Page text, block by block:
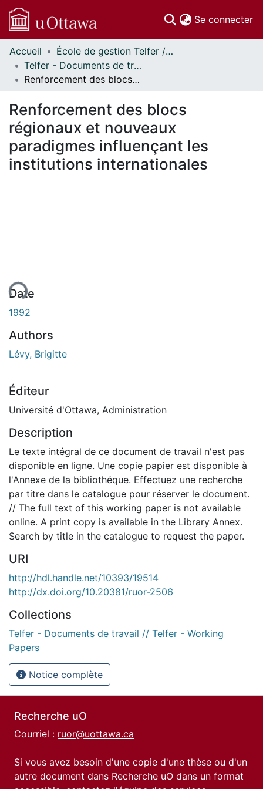
Se connecter
Communautés
et collections
Parcourir
À propos
Accueil
École de gestion Telfer // Telfer School of Management
Telfer - Documents de travail // Telfer - Working Papers
Renforcement des blocs régionaux et nouveaux paradigmes influençant les institutions internationales
Renforcement des blocs
régionaux et nouveaux
paradigmes influençant les
institutions internationales
Date
1992
Authors
Lévy, Brigitte
Éditeur
Université d'Ottawa, Administration
Description
Le texte intégral de ce document de travail n'est pas
disponible en ligne. Une copie papier est disponible à
l'Annexe de la bibliothéque. Effectuez une recherche
par titre dans le catalogue pour réserver le document.
// The full text of this working paper is not available
online. A print copy is available in the Library Annex.
Search by title in the catalogue to request the paper.
URI
http://hdl.handle.net/10393/19514
http://dx.doi.org/10.20381/ruor-2506
Collections
Telfer - Documents de travail // Telfer - Working
Papers
Notice complète
Recherche uO
Courriel : ruor@uottawa.ca
Si vous avez besoin d'une copie d'une thèse ou d'un
autre document dans Recherche uO dans un format